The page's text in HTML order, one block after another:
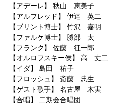
【アデーレ】秋山 恵美子
【アルフレッド】伊達 英二
【ブリント博士】竹沢 嘉明
【ファルケ博士】
勝部 太
【フランク】佐藤 征一郎
【オルロフスキー侯】高 丈二
【イダ】島田 祐子
【フロッシュ】斎藤 忠生
【ゲスト歌手】名古屋 木実
【合唱】
二期会合唱団